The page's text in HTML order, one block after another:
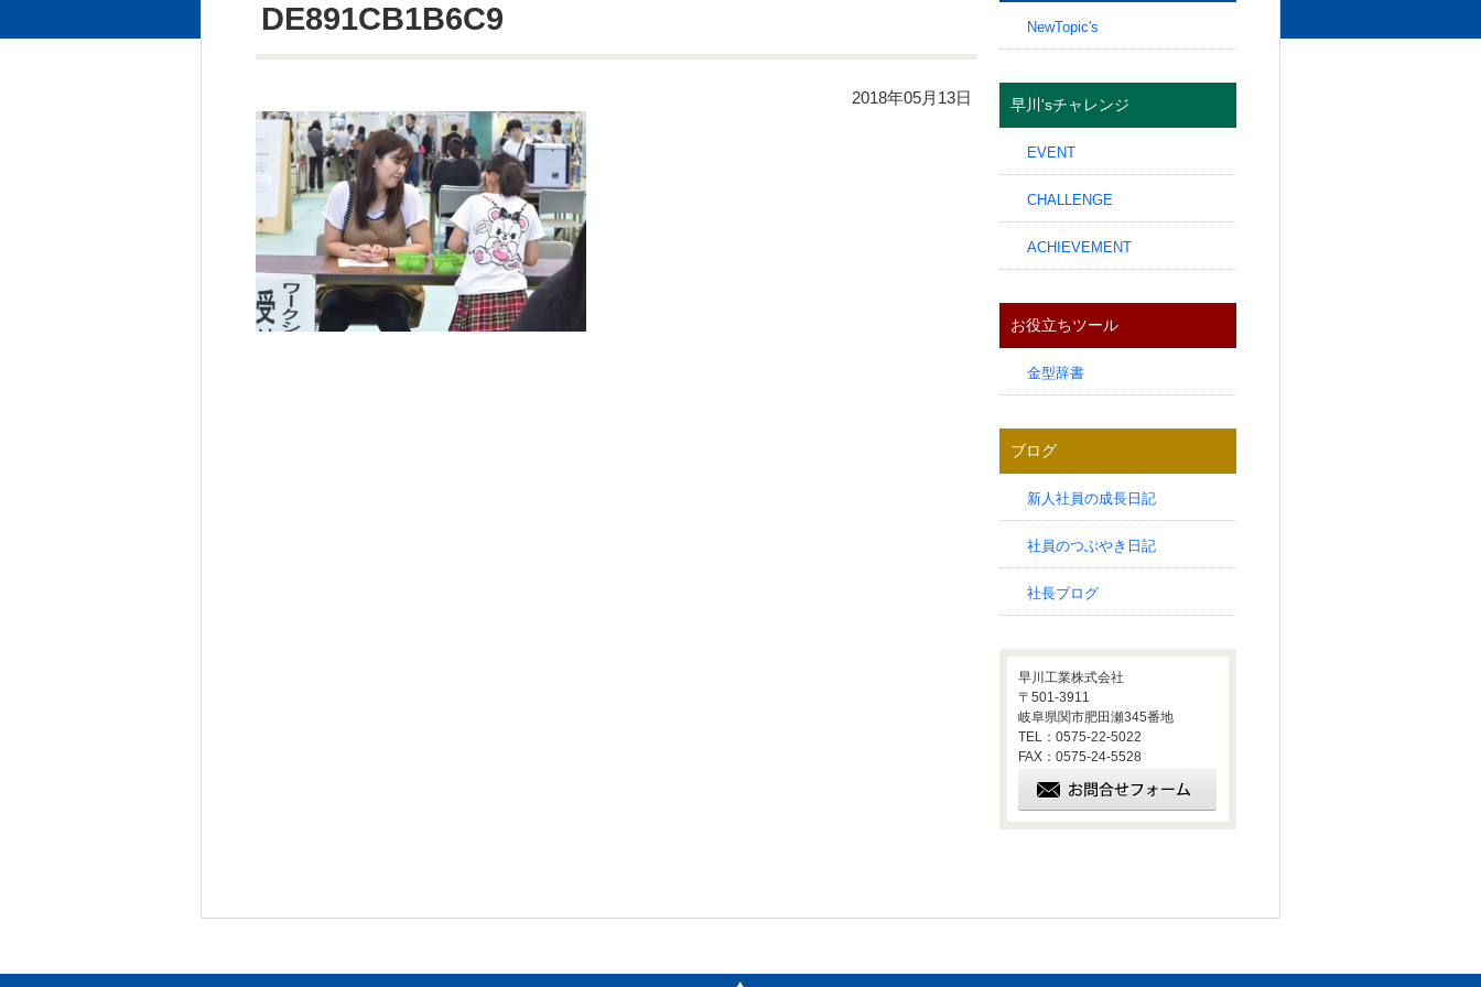
DE891CB1B6C9
2018年05月13日
NewTopic's
早川'sチャレンジ
EVENT
CHALLENGE
ACHIEVEMENT
お役立ちツール
金型辞書
ブログ
新人社員の成長日記
社員のつぶやき日記
社長ブログ
早川工業株式会社
〒501-3911
岐阜県関市肥田瀬345番地
TEL：0575-22-5022
FAX：0575-24-5528